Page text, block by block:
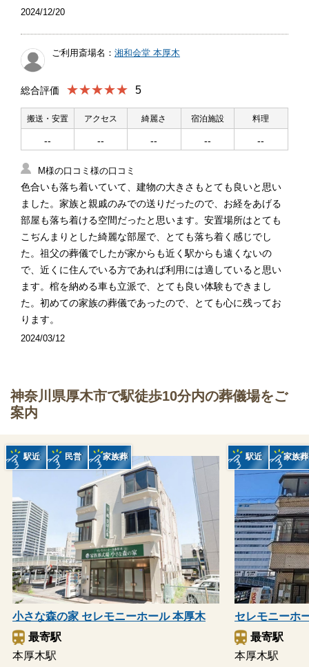
2024/12/20
ご利用斎場名： 湘和会堂 本厚木
総合評価 ★★★★★ 5
搬送・安置
--
アクセス
--
綺麗さ
--
宿泊施設
--
料理
--
M様の口コミ様の口コミ
色合いも落ち着いていて、建物の大きさもとても良いと思い
ました。家族と親戚のみでの送りだったので、お経をあげる
部屋も落ち着ける空間だったと思います。安置場所はとても
こぢんまりとした綺麗な部屋で、とても落ち着く感じでし
た。祖父の葬儀でしたが家からも近く駅からも遠くないの
で、近くに住んでいる方であれば利用には適していると思い
ます。棺を納める車も立派で、とても良い体験もできまし
た。初めての家族の葬儀であったので、とても心に残ってお
ります。
2024/03/12
神奈川県厚木市で駅徒歩10分内の葬儀場をご
案内
小さな森の家 セレモニーホール 本厚木
最寄駅
本厚木駅
駅近 民営 家族葬
セレモニーホ
最寄駅
本厚木駅
駅近 家族葬